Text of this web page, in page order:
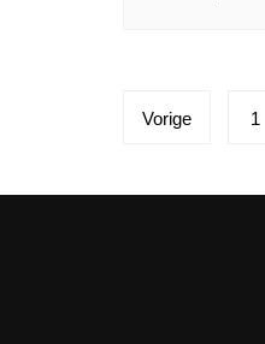
Berichten
Vorige 1